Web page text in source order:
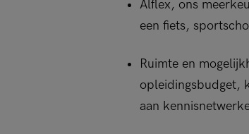
Alflex, ons
een fiets,
Ruimte en
opleidingsbudget,
aan